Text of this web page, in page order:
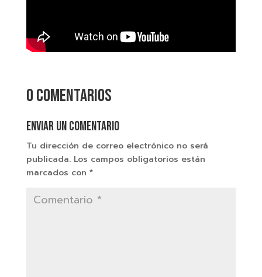
0 comentarios
Enviar un comentario
Tu dirección de correo electrónico no será
publicada. Los campos obligatorios están
marcados con *